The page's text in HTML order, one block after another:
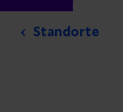
Standorte